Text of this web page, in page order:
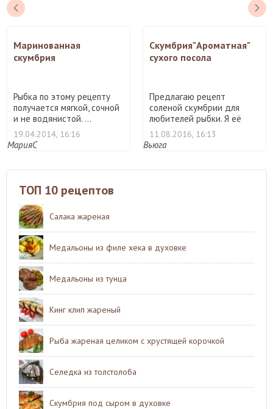
Маринованная
скумбрия
Рыбка по этому рецепту
получается мягкой, сочной
и не водянистой. ...
19.04.2014, 16:16
МарияС
Скумбрия"Ароматная"
сухого посола
Предлагаю рецепт
соленой скумбрии для
любителей рыбки. Я её
готовила ...
11.08.2016, 16:13
Вьюга
ТОП 10 рецептов
Салака жареная
Медальоны из филе хека в духовке
Медальоны из тунца
Кинг клип жареный
Рыба жареная целиком с хрустящей корочкой
Селедка из толстолоба
Скумбрия под сыром в духовке